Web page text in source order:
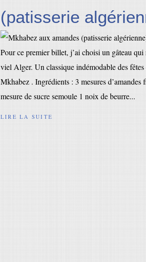
Pour ce premier billet, j’ai choisi un gâteau
viel Alger. Un classique indémodable des
Mkhabez . Ingrédients : 3 mesures
mesure de sucre semoule 1 noix de beurre...
LIRE LA SUITE